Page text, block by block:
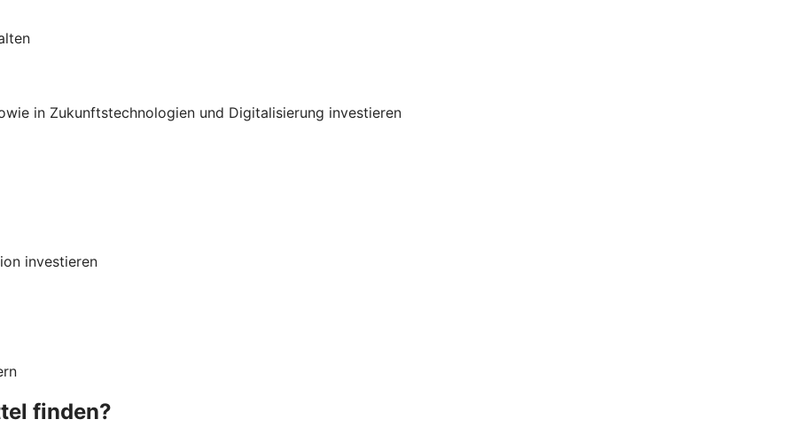
in Zukunftstechnologien und Digitalisierung investieren
investieren
finden?